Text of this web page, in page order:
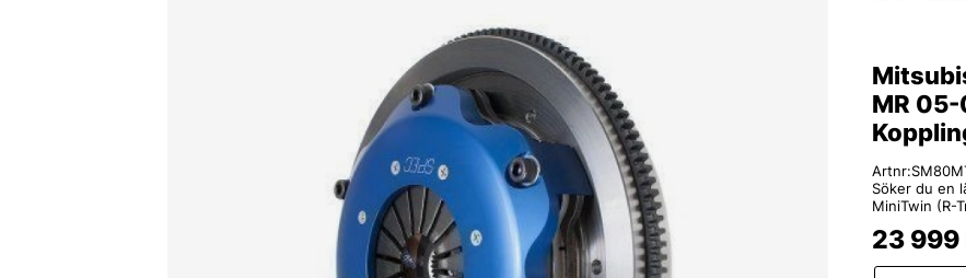
MR
Artnr:
Söker du en
MiniTwin (R-
23 999